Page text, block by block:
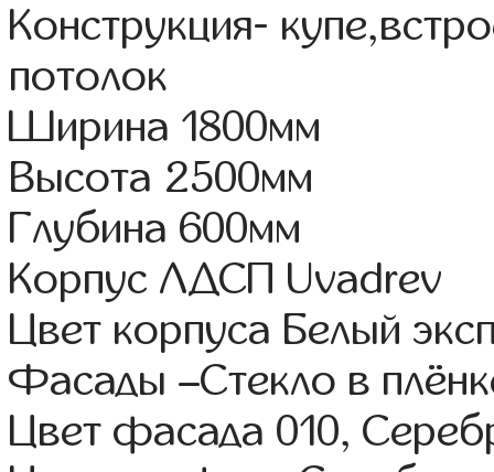
Конструкция-
потолок
Ширина 1800мм
Высота 2500мм
Глубина 600мм
Корпус ЛДСП Uvadrev
Цвет корпуса Белый
Фасады –Стекло в
Цвет фасада 010,